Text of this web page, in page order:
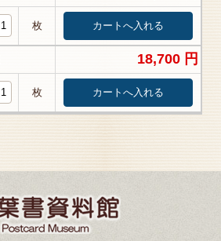
枚
18,700 円
枚